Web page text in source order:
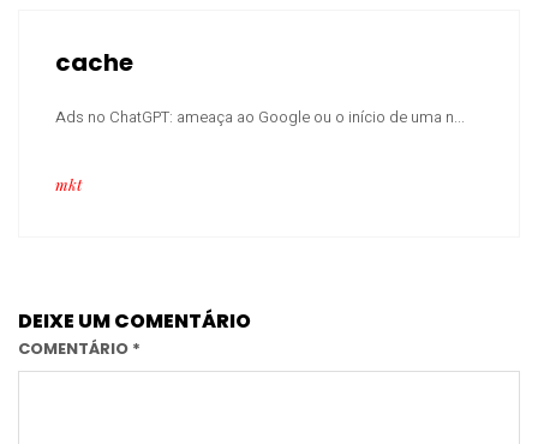
cache
Ads no ChatGPT: ameaça ao Google ou o início de uma n...
mkt
DEIXE UM COMENTÁRIO
COMENTÁRIO *